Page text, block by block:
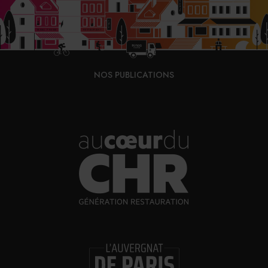
31/07/2026
Vins fins : la Chine affiche ses ambitions
30/07/2026
Incendies : l’aide d’urgence rehaussée à 8 000 €
pour les indépendants, l’autoroute A63 réouverte
Les Bold Woman Dinners de Veuve Clicquot de
NOS PUBLICATIONS